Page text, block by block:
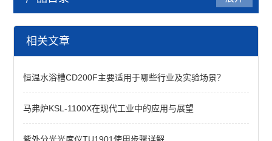
温度控制解决方案
查看全部 >>
相关文章
恒温水浴槽CD200F主要适用于哪些行业及实验场景？
马弗炉KSL-1100X在现代工业中的应用与展望